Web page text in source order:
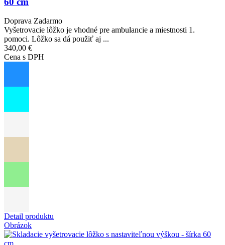
Doprava Zadarmo
Vyšetrovacie lôžko je vhodné pre ambulancie a miestnosti 1.
pomoci. Lôžko sa dá použiť aj ...
340,00 €
Cena s DPH
Detail produktu
Obrázok